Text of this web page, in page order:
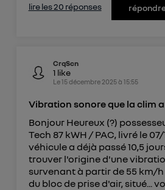
lire les 20 réponses
CrqScn
1 like
Le15 décembre 2025à 15:55
Vibration sonore que la clim
Bonjour Heureux (?)
Tech 87 kWH / PAC, livré le
véhicule a déjà passé 10,5
trouver l'origine d'une
survenant à partir de 55 km/
du bloc de prise d'air, situé...
sur la navigation des membres du
, la
") ou via la page « gérer Utiq »
Pour plus d'informations,
Politique d'information sur